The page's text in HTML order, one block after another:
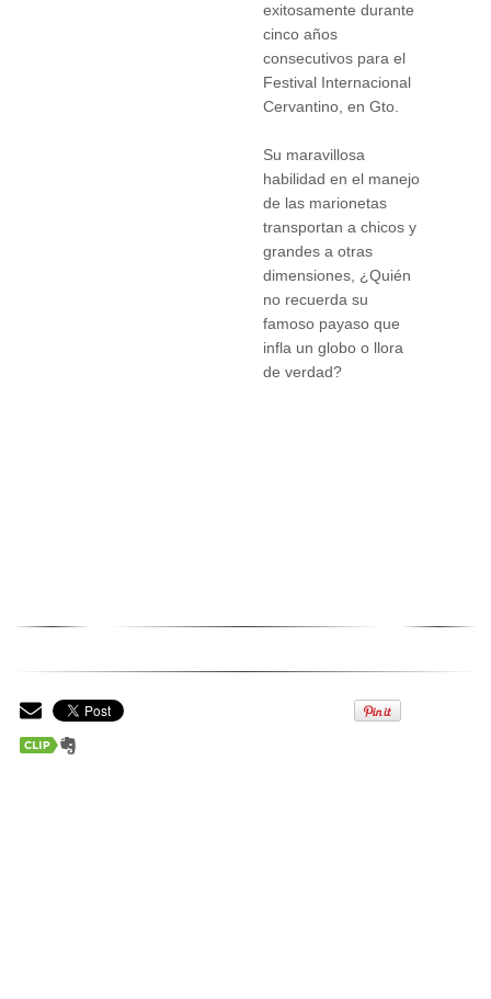
exitosamente durante
cinco años
consecutivos para el
Festival Internacional
Cervantino, en Gto.
Su maravillosa
habilidad en el manejo
de las marionetas
transportan a chicos y
grandes a otras
dimensiones, ¿Quién
no recuerda su
famoso payaso que
infla un globo o llora
de verdad?